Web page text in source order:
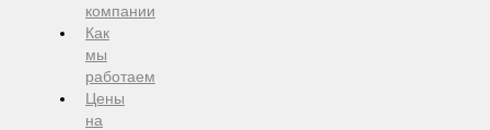
компании
Как
мы
работаем
Цены
на